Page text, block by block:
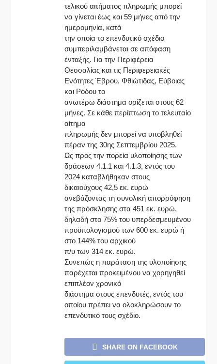
τελικού αιτήματος πληρωμής μπορεί
να γίνεται έως και 59 μήνες από την
ημερομηνία, κατά
την οποία το επενδυτικό σχέδιο
συμπεριλαμβάνεται σε απόφαση
ένταξης. Για την Περιφέρεια
Θεσσαλίας και τις Περιφερειακές
Ενότητες Έβρου, Φθιώτιδας, Εύβοιας
και Ρόδου το
ανωτέρω διάστημα ορίζεται στους 62
μήνες. Σε κάθε περίπτωση το τελευταίο
αίτημα
πληρωμής δεν μπορεί να υποβληθεί
πέραν της 30ης Σεπτεμβρίου 2025.
Ως προς την πορεία υλοποίησης των
δράσεων 4.1.1 και 4.1.3, εντός του
2024 καταβλήθηκαν στους
δικαιούχους 42,5 εκ. ευρώ
ανεβάζοντας τη συνολική απορρόφηση
της πρόσκλησης στα 451 εκ. ευρώ,
δηλαδή στο 75% του υπερδεσμευμένου
προϋπολογισμού των 600 εκ. ευρώ ή
στο 144% του αρχικού
π/υ των 314 εκ. ευρώ.
Συνεπώς η παράταση της υλοποίησης
παρέχεται προκειμένου να χορηγηθεί
επιπλέον χρονικό
διάστημα στους επενδυτές, εντός του
οποίου πρέπει να ολοκληρώσουν το
επενδυτικό τους σχέδιο.
SHARE ON FACEBOOK